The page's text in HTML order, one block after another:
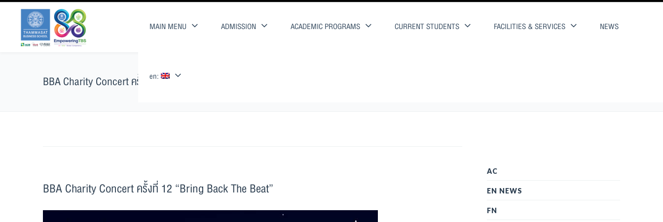
MAIN MENU ADMISSION ACADEMIC PROGRAMS CURRENT STUDENTS FACILITIES & SERVICES NEWS
en:
BBA Charity Concert ครั้งที่ 12 “Bring Back The Beat”
BBA Charity Concert ครั้งที่ 12 “Bring Back The Beat”
AC
EN NEWS
FN